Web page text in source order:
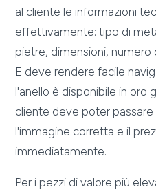
al cliente le informazioni
effettivamente: tipo di
pietre, dimensioni,
E deve rendere facile
l'anello è disponibile in oro
cliente deve poter passare
l'immagine corretta e il
immediatamente.
Per i pezzi di valore più